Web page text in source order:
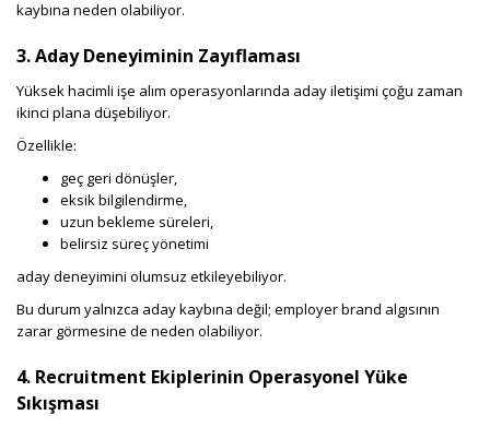
kaybına neden olabiliyor.
3. Aday Deneyiminin Zayıflaması
Yüksek hacimli işe alım operasyonlarında aday iletişimi çoğu zaman
ikinci plana düşebiliyor.
Özellikle:
geç geri dönüşler,
eksik bilgilendirme,
uzun bekleme süreleri,
belirsiz süreç yönetimi
aday deneyimini olumsuz etkileyebiliyor.
Bu durum yalnızca aday kaybına değil; employer brand algısının
zarar görmesine de neden olabiliyor.
4. Recruitment Ekiplerinin Operasyonel Yüke
Sıkışması